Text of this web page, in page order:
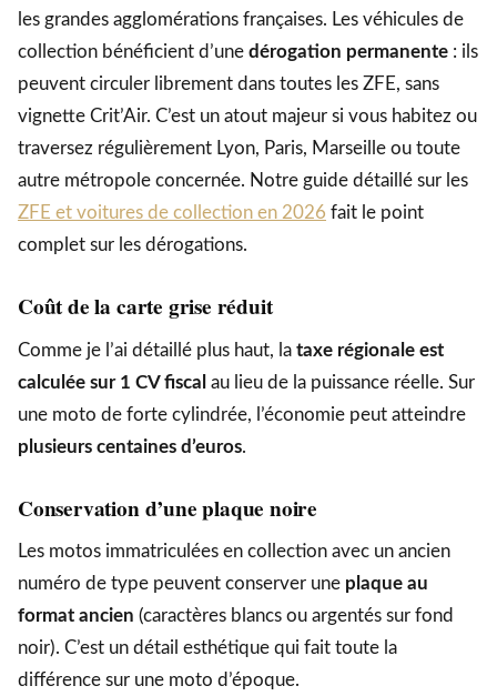
les grandes agglomérations françaises. Les véhicules de
collection bénéficient d’une dérogation permanente : ils
peuvent circuler librement dans toutes les ZFE, sans
vignette Crit’Air. C’est un atout majeur si vous habitez ou
traversez régulièrement Lyon, Paris, Marseille ou toute
autre métropole concernée. Notre guide détaillé sur les
ZFE et voitures de collection en 2026 fait le point
complet sur les dérogations.
Coût de la carte grise réduit
Comme je l’ai détaillé plus haut, la taxe régionale est
calculée sur 1 CV fiscal au lieu de la puissance réelle. Sur
une moto de forte cylindrée, l’économie peut atteindre
plusieurs centaines d’euros.
Conservation d’une plaque noire
Les motos immatriculées en collection avec un ancien
numéro de type peuvent conserver une plaque au
format ancien (caractères blancs ou argentés sur fond
noir). C’est un détail esthétique qui fait toute la
différence sur une moto d’époque.